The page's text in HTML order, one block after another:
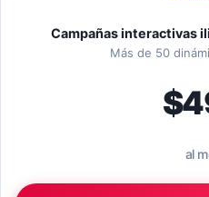
Campañas interactivas
Más de 50
al